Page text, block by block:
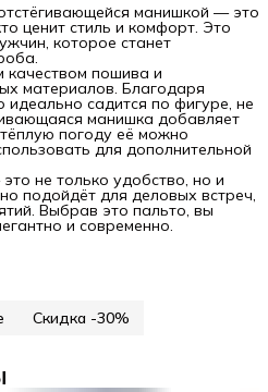
манишкой — это
ценит стиль и комфорт. Это
которое станет
качеством пошива и
материалов. Благодаря
садится по фигуре, не
манишка добавляет
погоду её можно
для дополнительной
не только удобство, но и
подойдёт для деловых встреч,
Выбрав это пальто, вы
и современно.
Скидка -30%